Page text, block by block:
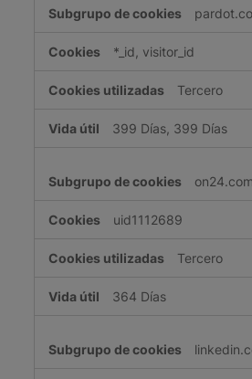
*_id, visitor_id
Tercero
399 Días, 399 Días
on24.com
uid1112689
Tercero
364 Días